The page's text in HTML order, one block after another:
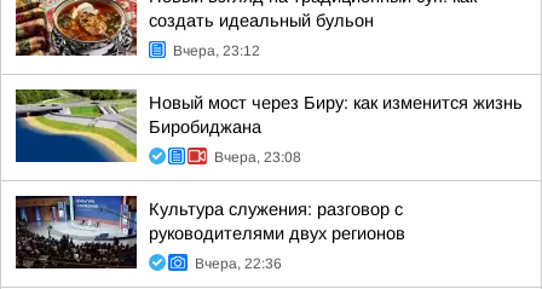
создать идеальный бульон
Вчера, 23:12
Новый мост через Биру: как изменится жизнь
Биробиджана
Вчера, 23:08
Культура служения: разговор с
руководителями двух регионов
Вчера, 22:36